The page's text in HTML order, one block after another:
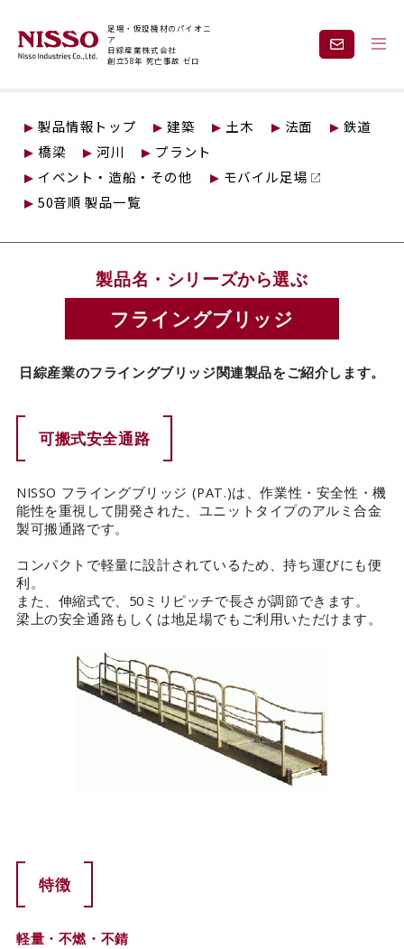
足場・仮設機材のパイオニ
ア
日綜産業株式会社
創立58年 死亡事故 ゼロ
企業情報
現場紹介
レンタル 採用情報
見積依頼・お問い合わせ
カタログダウンロード
製品情報トップ 建築 土木 法面
鉄道
橋梁
河川
プラント
イベント・造船・その他
モバイル足場
50音順 製品一覧
製品名・シリーズから選ぶ
フライングブリッジ
日綜産業のフライングブリッジ関連製品をご紹介します。
可搬式安全通路
NISSO フライングブリッジ (PAT.)は、作業性・安全性・機
能性を重視して開発された、ユニットタイプのアルミ合金
製可搬通路です。
コンパクトで軽量に設計されているため、持ち運びにも便
利。
また、伸縮式で、50ミリピッチで長さが調節できます。
梁上の安全通路もしくは地足場でもご利用いただけます。
特徴
軽量・不燃・不錆